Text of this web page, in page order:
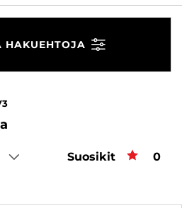
HAKUEHTOJA
Suosikit 0